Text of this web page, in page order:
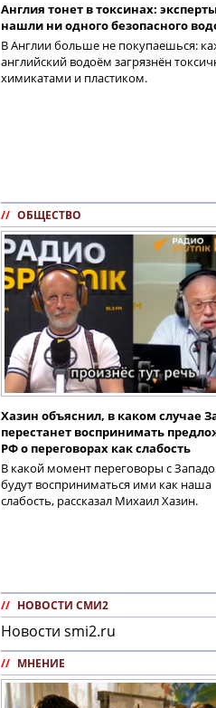
Англия тонет в токсинах:
нашли ни одного безопасного
В Англии больше не покупаешься:
английский водоём загрязнён
химикатами и пластиком.
// ОБЩЕСТВО
Хазин объяснил, в каком случае
перестанет воспринимать
РФ о переговорах как слабость
В какой момент переговоры с
будут восприниматься ими как наша
слабость, рассказал Михаил Хазин.
// НОВОСТИ СМИ2
Новости smi2.ru
// МНЕНИЕ